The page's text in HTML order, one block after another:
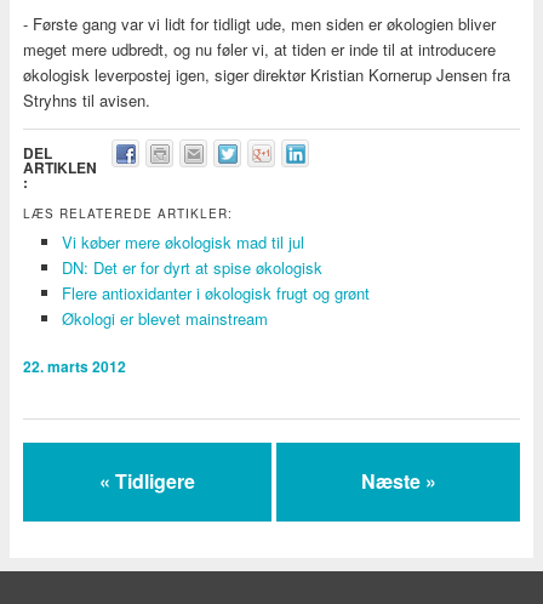
- Første gang var vi lidt for tidligt ude, men siden er økologien bliver
meget mere udbredt, og nu føler vi, at tiden er inde til at introducere
økologisk leverpostej igen, siger direktør Kristian Kornerup Jensen fra
Stryhns til avisen.
DEL
ARTIKLEN
:
LÆS RELATEREDE ARTIKLER:
Vi køber mere økologisk mad til jul
DN: Det er for dyrt at spise økologisk
Flere antioxidanter i økologisk frugt og grønt
Økologi er blevet mainstream
22. marts 2012
« Tidligere Næste »